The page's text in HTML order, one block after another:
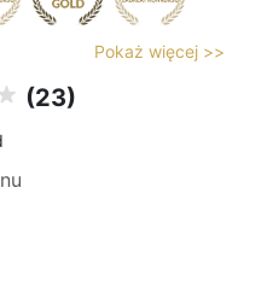
Pokaż więcej >>
(23)